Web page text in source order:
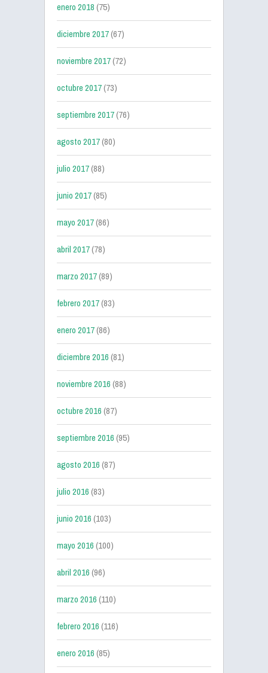
enero 2018(75)
diciembre 2017(67)
noviembre 2017(72)
octubre 2017(73)
septiembre 2017(76)
agosto 2017(80)
julio 2017(88)
junio 2017(85)
mayo 2017(86)
abril 2017(78)
marzo 2017(89)
febrero 2017(83)
enero 2017(86)
diciembre 2016(81)
noviembre 2016(88)
octubre 2016(87)
septiembre 2016(95)
agosto 2016(87)
julio 2016(83)
junio 2016(103)
mayo 2016(100)
abril 2016(96)
marzo 2016(110)
febrero 2016(116)
enero 2016(85)